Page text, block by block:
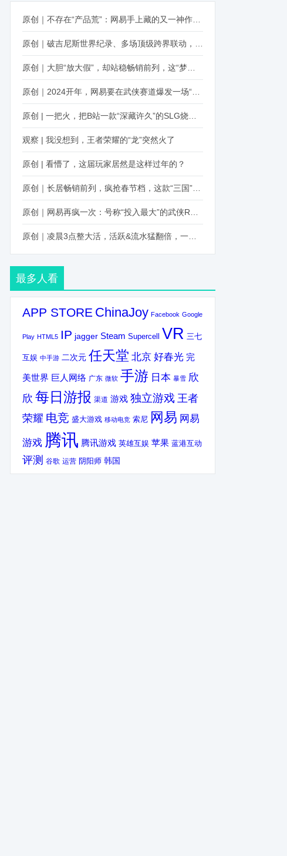
观察 | 我没想到，王者荣耀的“龙”突然火了
原创 | 看懵了，这届玩家居然是这样过年的？
最多人看
APP STORE ChinaJoy Facebook Google
Play HTML5 IP jagger Steam Supercell VR 三七
互娱 中手游 二次元 任天堂 北京 好春光 完
美世界 巨人网络 广东 微软 手游 日本 暴雪 欣
欣 每日游报 渠道 游戏 独立游戏 王者
荣耀 电竞 盛大游戏 移动电竞 索尼 网易 网易
游戏 腾讯 腾讯游戏 英雄互娱 苹果 蓝港互动
评测 谷歌 运营 阴阳师 韩国